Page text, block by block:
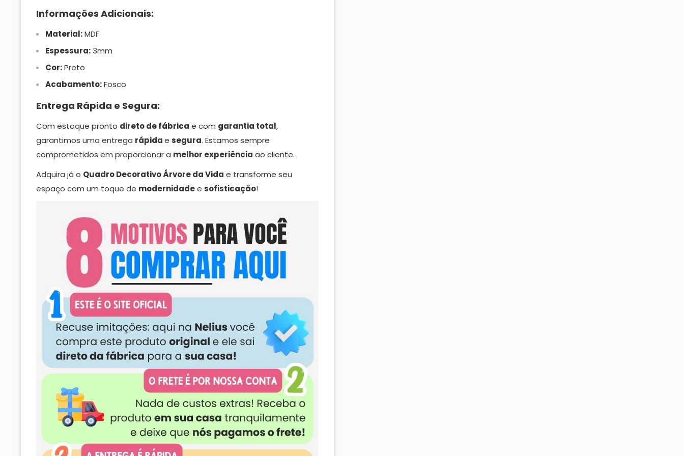
Informações Adicionais:
Material:MDF
Espessura:3mm
Cor:Preto
Acabamento:Fosco
Entrega Rápida e Segura:
Com estoque pronto direto de fábrica e com garantia total,
garantimos uma entrega rápidae segura. Estamos sempre
comprometidos em proporcionar a melhor experiência ao cliente.
Adquira já o Quadro Decorativo Árvore da Vida e transforme seu
espaço com um toque de modernidadee sofisticação!